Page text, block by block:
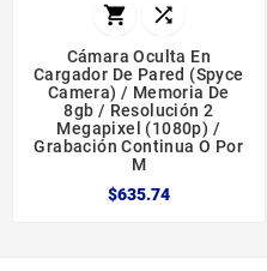
 
Cámara Oculta En
Cargador De Pared (spyce
Camera) / Memoria De
8gb / Resolución 2
Megapixel (1080p) /
Grabación Continua O Por
M
$635.74